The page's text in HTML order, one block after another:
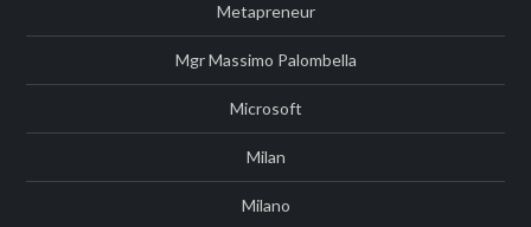
Metapreneur
Mgr Massimo Palombella
Microsoft
Milan
Milano